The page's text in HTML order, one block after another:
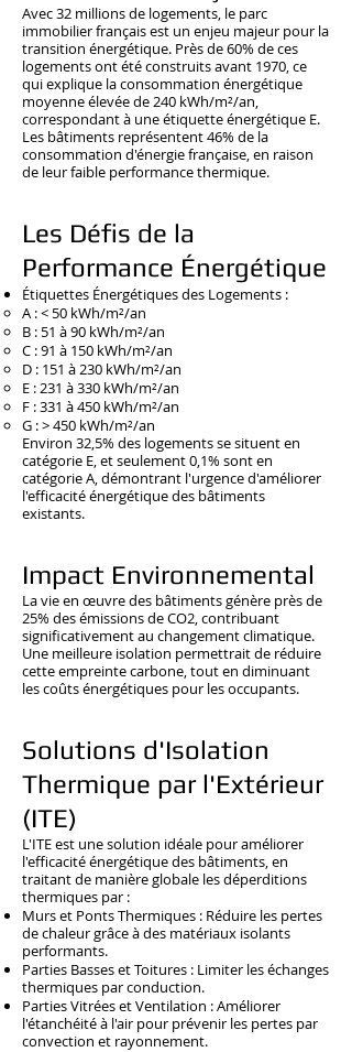
Avec 32 millions de logements, le parc
immobilier français est un enjeu majeur pour la
transition énergétique. Près de 60% de ces
logements ont été construits avant 1970, ce
qui explique la consommation énergétique
moyenne élevée de 240 kWh/m²/an,
correspondant à une étiquette énergétique E.
Les bâtiments représentent 46% de la
consommation d'énergie française, en raison
de leur faible performance thermique.
Les Défis de la
Performance Énergétique
Étiquettes Énergétiques des Logements :
A : < 50 kWh/m²/an
B : 51 à 90 kWh/m²/an
C : 91 à 150 kWh/m²/an
D : 151 à 230 kWh/m²/an
E : 231 à 330 kWh/m²/an
F : 331 à 450 kWh/m²/an
G : > 450 kWh/m²/an
Environ 32,5% des logements se situent en
catégorie E, et seulement 0,1% sont en
catégorie A, démontrant l'urgence d'améliorer
l'efficacité énergétique des bâtiments
existants.
Impact Environnemental
La vie en œuvre des bâtiments génère près de
25% des émissions de CO2, contribuant
significativement au changement climatique.
Une meilleure isolation permettrait de réduire
cette empreinte carbone, tout en diminuant
les coûts énergétiques pour les occupants.
Solutions d'Isolation
Thermique par l'Extérieur
(ITE)
L'ITE est une solution idéale pour améliorer
l'efficacité énergétique des bâtiments, en
traitant de manière globale les déperditions
thermiques par :
Murs et Ponts Thermiques : Réduire les pertes
de chaleur grâce à des matériaux isolants
performants.
Parties Basses et Toitures : Limiter les échanges
thermiques par conduction.
Parties Vitrées et Ventilation : Améliorer
l'étanchéité à l'air pour prévenir les pertes par
convection et rayonnement.